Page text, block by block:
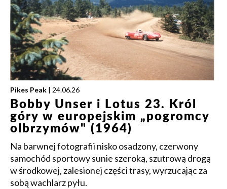
Pikes Peak | 24.06.26
Bobby Unser i Lotus 23. Król
góry w europejskim „pogromcy
olbrzymów" (1964)
Na barwnej fotografii nisko osadzony, czerwony
samochód sportowy sunie szeroką, szutrową drogą
w środkowej, zalesionej części trasy, wyrzucając za
sobą wachlarz pyłu.